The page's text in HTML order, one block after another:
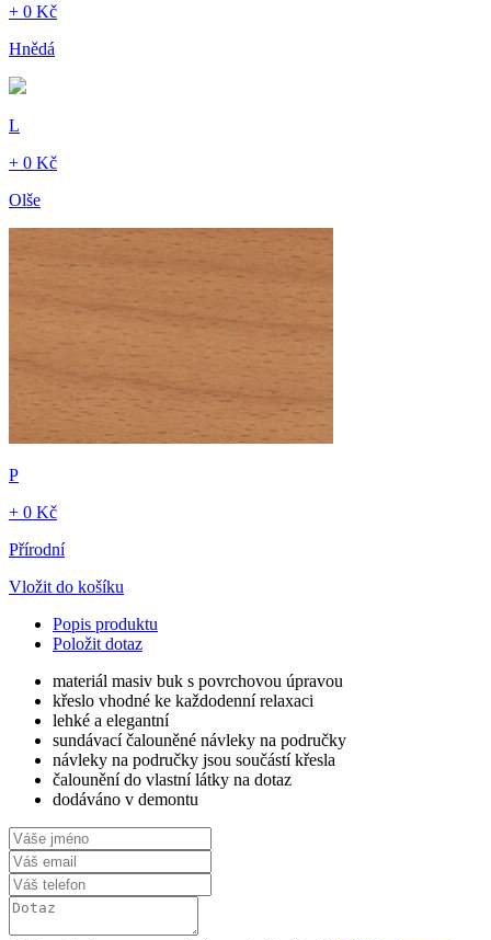
+ 0 Kč
Hnědá
L
+ 0 Kč
Olše
P
+ 0 Kč
Přírodní
Vložit do košíku
Popis produktu
Položit dotaz
materiál masiv buk s povrchovou úpravou
křeslo vhodné ke každodenní relaxaci
lehké a elegantní
sundávací čalouněné návleky na područky
návleky na područky jsou součástí křesla
čalounění do vlastní látky na dotaz
dodáváno v demontu